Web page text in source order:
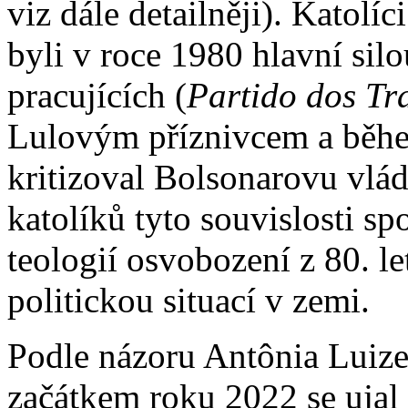
viz dále detailněji).
byli v roce 1980 hlavní
pracujících (Partido dos
Lulovým příznivcem a
kritizoval Bolsonarovu
katolíků tyto souvislosti
teologií osvobození z 80.
politickou situací v zemi.
Podle názoru Antônia
začátkem roku 2022 se